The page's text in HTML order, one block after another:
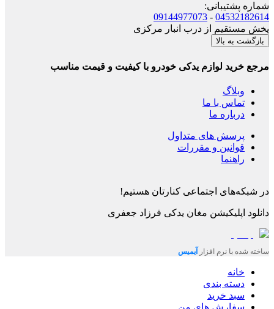
شماره پشتیبانی:
04532182614
-
09144977073
پخش مستقیم از درب انبار مرکزی
بازگشت به بالا
مرجع خرید لوازم یدکی خودرو با کیفیت و قیمت مناسب
وبلاگ
تماس با ما
درباره ما
پرسش های متداول
قوانین و مقررات
راهنما
در شبکه‌های اجتماعی کنارتان هستیم!
دانلود اپلیکیشن مغان یدکی فرزاد جعفری
ساخته شده با نرم افزار آیمیس
خانه
دسته بندی
سبد خرید
سفارش های من